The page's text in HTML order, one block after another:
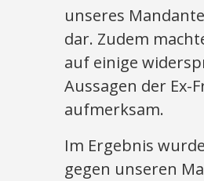
unseres
dar. Zudem
auf einige
Aussagen der Ex-
aufmerksam.
Im Ergebnis
gegen unseren